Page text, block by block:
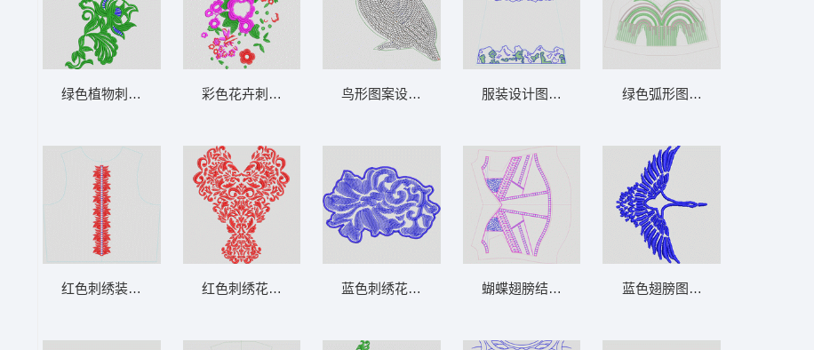
绿色植物刺绣图案 曲线
红色刺绣装饰的无袖上衣设计图 条码
彩色花卉刺绣图案 花朵
红色刺绣花纹图案 领
鸟形图案设计图 鸟 珠片
蓝色刺绣花卉图案 曲线
服装设计图案草图 条码
蝴蝶翅膀结构图 曲线
绿色弧形图案设计图 裙 珠片
蓝色翅膀图案设计 鹤